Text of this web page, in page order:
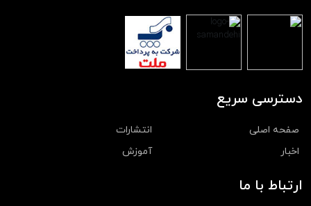
دسترسی سریع
صفحه اصلی
انتشارات
اخبار
آموزش
ارتباط با ما